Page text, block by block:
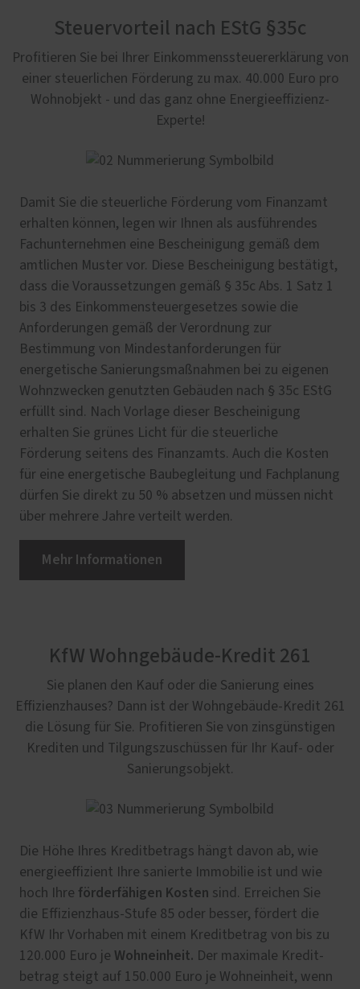
Steuervorteil nach EStG §35c
Profitieren Sie bei Ihrer Einkommenssteuererklärung von
einer steuerlichen Förderung zu max. 40.000 Euro pro
Wohnobjekt - und das ganz ohne Energieeffizienz-
Experte!
Damit Sie die steuerliche Förderung vom Finanzamt
erhalten können, legen wir Ihnen als ausführendes
Fachunternehmen eine Bescheinigung gemäß dem
amtlichen Muster vor. Diese Bescheinigung bestätigt,
dass die Voraussetzungen gemäß § 35c Abs. 1 Satz 1
bis 3 des Einkommensteuergesetzes sowie die
Anforderungen gemäß der Verordnung zur
Bestimmung von Mindestanforderungen für
energetische Sanierungsmaßnahmen bei zu eigenen
Wohnzwecken genutzten Gebäuden nach § 35c EStG
erfüllt sind. Nach Vorlage dieser Bescheinigung
erhalten Sie grünes Licht für die steuerliche
Förderung seitens des Finanzamts. Auch die Kosten
für eine energetische Baubegleitung und Fachplanung
dürfen Sie direkt zu 50 % absetzen und müssen nicht
über mehrere Jahre verteilt werden.
Mehr Informationen
KfW Wohngebäude-Kredit 261
Sie planen den Kauf oder die Sanierung eines
Effizienzhauses? Dann ist der Wohngebäude-Kredit 261
die Lösung für Sie. Profitieren Sie von zinsgünstigen
Krediten und Tilgungszuschüssen für Ihr Kauf- oder
Sanierungsobjekt.
Die Höhe Ihres Kreditbetrags hängt davon ab, wie
energie­effizient Ihre sanierte Immo­bilie ist und wie
hoch Ihre förderfähigen Kosten sind. Erreichen Sie
die Effizienz­haus-Stufe 85 oder besser, fördert die
KfW Ihr Vorhaben mit einem Kredit­betrag von bis zu
120.000 Euro je Wohneinheit. Der maximale Kredit­
betrag steigt auf 150.000 Euro je Wohn­einheit, wenn